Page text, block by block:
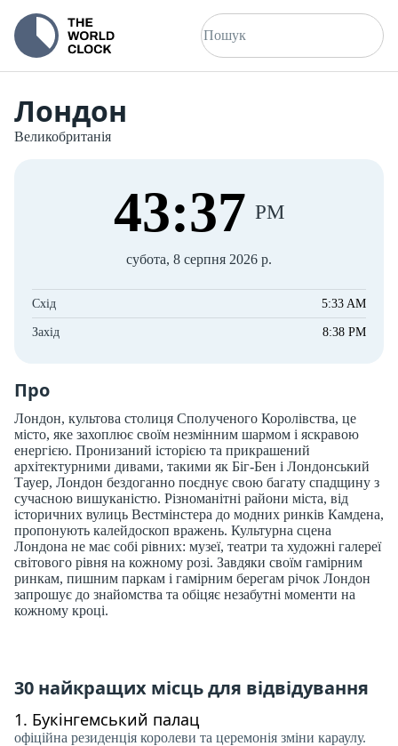
Лондон
Великобританія
43:37 PM
субота, 8 серпня 2026 р.
Схід 5:33 AM
Захід 8:38 PM
Про
Лондон, культова столиця Сполученого Королівства, це
місто, яке захоплює своїм незмінним шармом і яскравою
енергією. Пронизаний історією та прикрашений
архітектурними дивами, такими як Біг-Бен і Лондонський
Тауер, Лондон бездоганно поєднує свою багату спадщину з
сучасною вишуканістю. Різноманітні райони міста, від
історичних вулиць Вестмінстера до модних ринків Камдена,
пропонують калейдоскоп вражень. Культурна сцена
Лондона не має собі рівних: музеї, театри та художні галереї
світового рівня на кожному розі. Завдяки своїм гамірним
ринкам, пишним паркам і гамірним берегам річок Лондон
запрошує до знайомства та обіцяє незабутні моменти на
кожному кроці.
30 найкращих місць для відвідування
1. Букінгемський палац
офіційна резиденція королеви та церемонія зміни караулу.